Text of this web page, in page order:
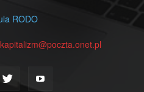
RODO
kapitalizm@poczta.onet.pl